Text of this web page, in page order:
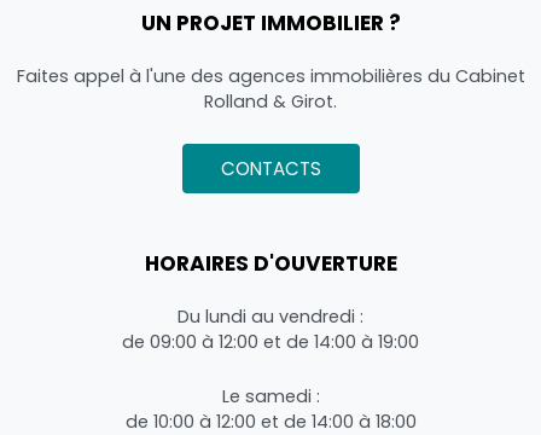
UN PROJET IMMOBILIER ?
Faites appel à l'une des agences immobilières du Cabinet
Rolland & Girot.
CONTACTS
HORAIRES D'OUVERTURE
Du lundi au vendredi :
de 09:00 à 12:00 et de 14:00 à 19:00
Le samedi :
de 10:00 à 12:00 et de 14:00 à 18:00